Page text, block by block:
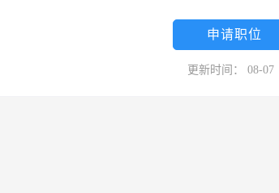
申请职位
更新时间： 08-07